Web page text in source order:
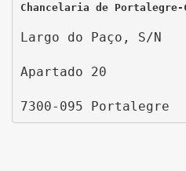
Chancelaria de Portalegre-
Largo do Paço, S/N
Apartado 20
7300-095 Portalegre